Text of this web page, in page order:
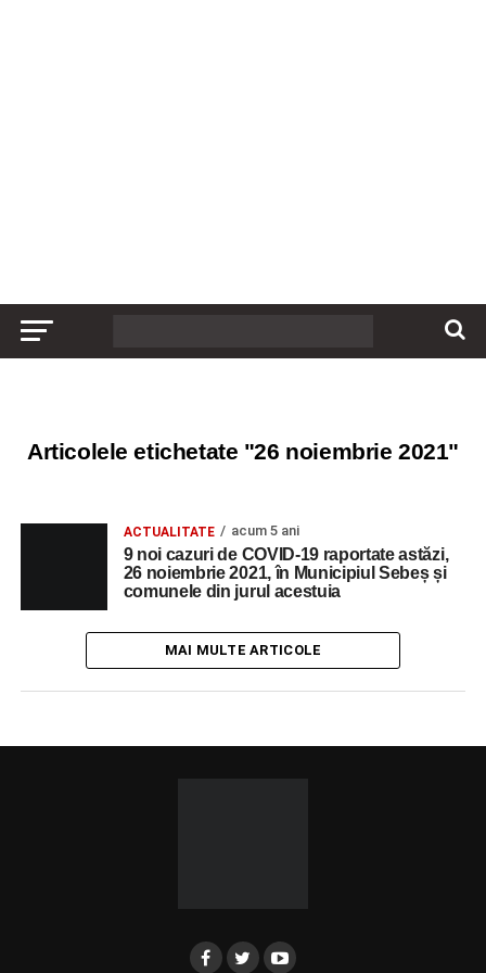
Articolele etichetate "26 noiembrie 2021"
ACTUALITATE acum 5 ani
9 noi cazuri de COVID-19 raportate astăzi,
26 noiembrie 2021, în Municipiul Sebeș și
comunele din jurul acestuia
MAI MULTE ARTICOLE